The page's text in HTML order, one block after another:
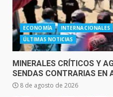
ECONOMÍA INTERNACIONALES
ÚLTIMAS NOTICIAS
MINERALES CRÍTICOS Y
SENDAS CONTRARIAS EN
8 de agosto de 2026